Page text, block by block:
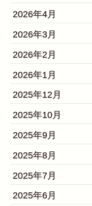
2026年4月
2026年3月
2026年2月
2026年1月
2025年12月
2025年10月
2025年9月
2025年8月
2025年7月
2025年6月